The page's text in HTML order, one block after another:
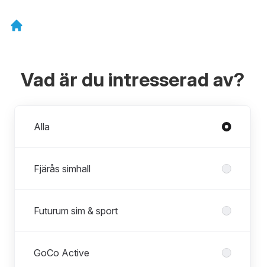
Vad är du intresserad av?
Alla
Fjärås simhall
Futurum sim & sport
GoCo Active